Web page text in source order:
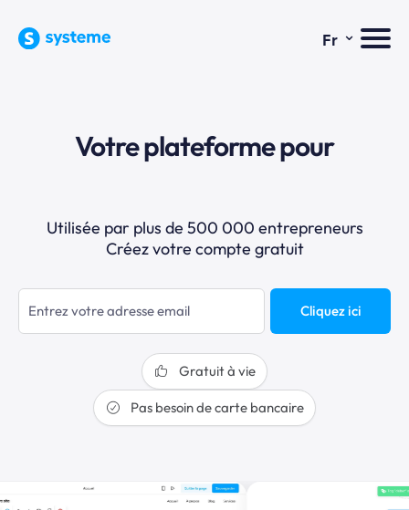
Fr ⌄
Votre plateforme pour
Utilisée par plus de 500 000 entrepreneurs
Créez votre compte gratuit
Cliquez ici
Gratuit à vie
Pas besoin de carte bancaire